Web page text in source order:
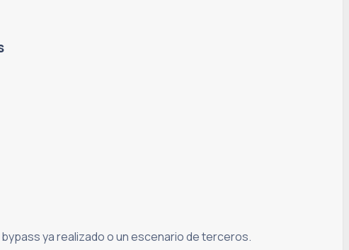
ya realizado o un escenario de terceros.